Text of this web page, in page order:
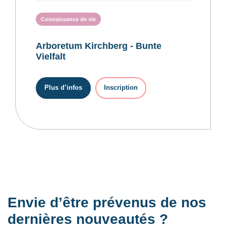
Connaissance de vie
Arboretum Kirchberg - Bunte
Vielfalt
Plus d’infos Inscription
Envie d’être prévenus de nos
dernières nouveautés ?